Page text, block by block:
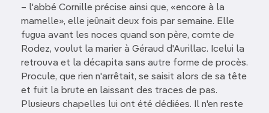
– l'abbé Cornille précise ainsi que, «encore à la
mamelle», elle jeûnait deux fois par semaine. Elle
fugua avant les noces quand son père, comte de
Rodez, voulut la marier à Géraud d'Aurillac. Icelui la
retrouva et la décapita sans autre forme de procès.
Procule, que rien n'arrêtait, se saisit alors de sa tête
et fuit la brute en laissant des traces de pas.
Plusieurs chapelles lui ont été dédiées. Il n'en reste